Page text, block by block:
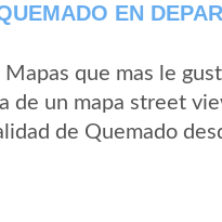
EN
que mas le
de un mapa street
de Quemado